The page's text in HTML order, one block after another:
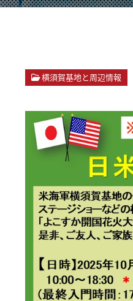
横須賀基地と周辺情報